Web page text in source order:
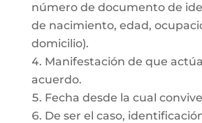
número de documento de
de nacimiento, edad,
domicilio).
Manifestación de que
acuerdo.
Fecha desde la cual
De ser el caso,